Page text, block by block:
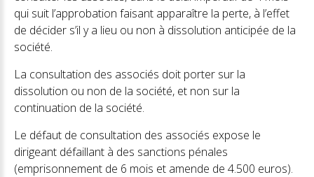
qui suit l’approbation faisant apparaître la perte, à l’effet
de décider s’il y a lieu ou non à dissolution anticipée de la
société.
La consultation des associés doit porter sur la
dissolution ou non de la société, et non sur la
continuation de la société.
Le défaut de consultation des associés expose le
dirigeant défaillant à des sanctions pénales
(emprisonnement de 6 mois et amende de 4.500 euros).